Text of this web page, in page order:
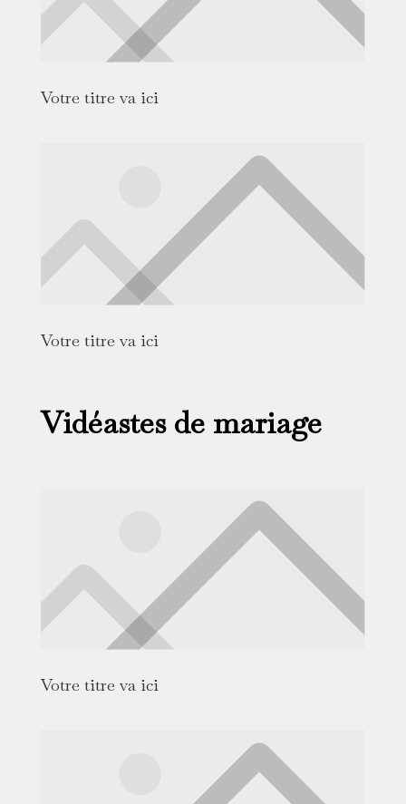
Votre titre va ici
Votre titre va ici
Vidéastes de mariage
Votre titre va ici